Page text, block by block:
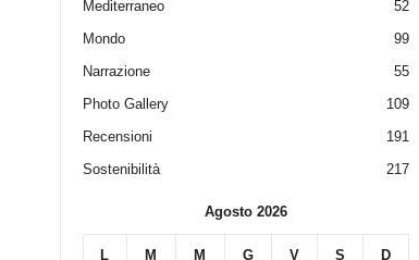
Mediterraneo
52
Mondo
99
Narrazione
55
Photo Gallery
109
Recensioni
191
Sostenibilità
217
Agosto 2026
L M M G V S D